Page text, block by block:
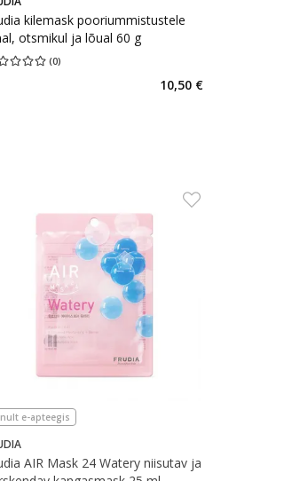
kilemask pooriummistustele
otsmikul ja lõual 60 g
(0)
hinnang 0.00
10,50 €
e-apteegis
AIR Mask 24 Watery niisutav ja